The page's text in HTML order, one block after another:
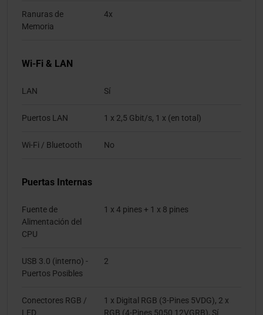
Ranuras de
Memoria
4x
Wi-Fi & LAN
LAN Sí
Puertos LAN 1 x 2,5 Gbit/s, 1 x (en total)
Wi-Fi / Bluetooth No
Puertas Internas
Fuente de
Alimentación del
CPU
1 x 4 pines + 1 x 8 pines
USB 3.0 (interno) -
Puertos Posibles
2
Conectores RGB /
LED
1 x Digital RGB (3-Pines 5VDG), 2 x
RGB (4-Pines 5050 12VGRB), Sí